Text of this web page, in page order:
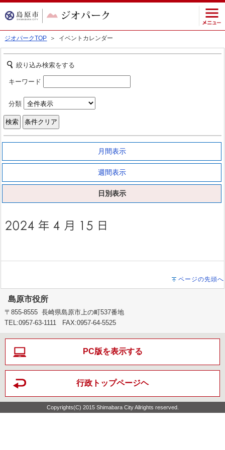
ジオパークTOP ＞ イベントカレンダー
絞り込み検索をする
キーワード
分類
月間表示
週間表示
日別表示
ページの先頭へ
島原市役所
〒855-8555 長崎県島原市上の町537番地
TEL:0957-63-1111 FAX:0957-64-5525
PC版を表示する
行政トップページヘ
Copyrights(C) 2015 Shimabara City Allrights reserved.